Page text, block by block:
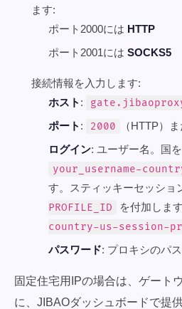
ます:
ポート2000には HTTP
ポート2001には SOCKS5
接続情報を入力します:
ホスト :
ポート : 2000 （HTTP）
ログイン: ユーザー名。国
your_username-
す。スティッキーセッショ
PROFILE_ID
を付加しま
country-us-session-
パスワード: プロキシのパス
固定住宅用IPの場合は、ゲート
に、JIBAOダッシュボードで提